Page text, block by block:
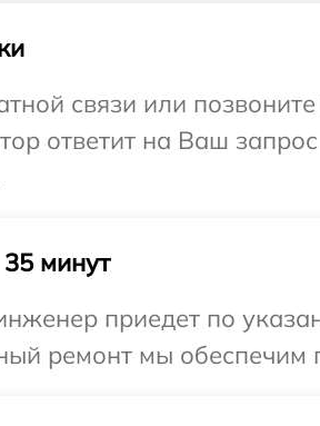
связи или
ответит на Ваш
минут
приедет по
ремонт мы